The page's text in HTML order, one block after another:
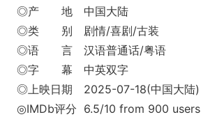
◎产 地 中国大陆
◎类 别 剧情/喜剧/古装
◎语 言 汉语普通话/粤语
◎字 幕 中英双字
◎上映日期 2025-07-18(中国大陆)
◎IMDb评分 6.5/10 from 900 users